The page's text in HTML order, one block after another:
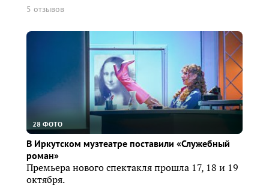
5 отзывов
28 ФОТО
В Иркутском музтеатре поставили «Служебный
роман»
Премьера нового спектакля прошла 17, 18 и 19
октября.